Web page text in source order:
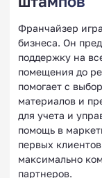
Франчайзер
бизнеса. Он
поддержку на
помещения до
помогает с
материалов и
для учета и
помощь в
первых
максимально
партнеров.